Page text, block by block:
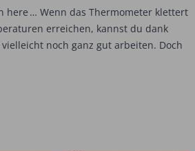
here … Wenn das Thermometer klettert
erreichen, kannst du dank
noch ganz gut arbeiten. Doch